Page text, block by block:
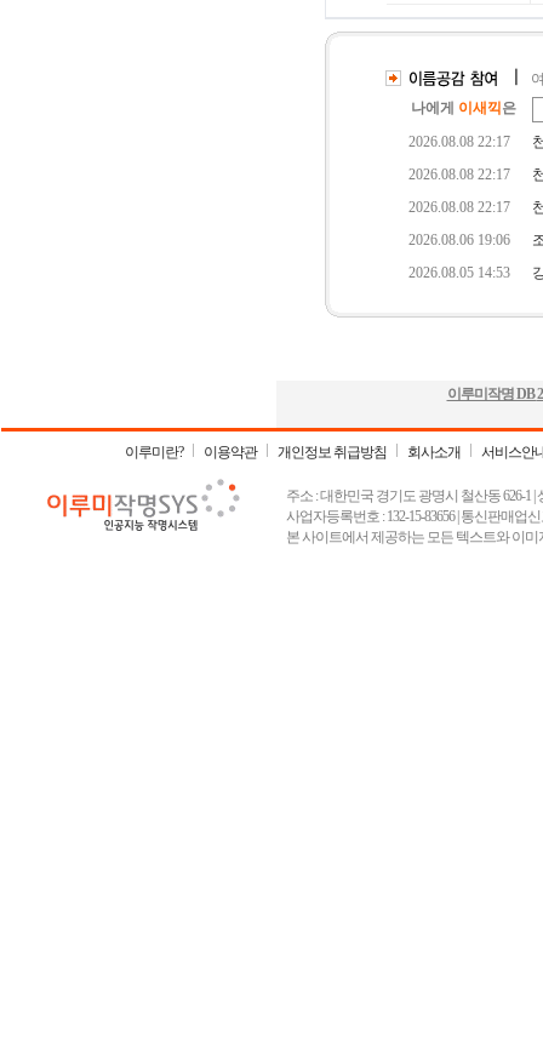
이루미작명 DB
이루미란? 이용약관 개인정보 취급방침 회사소개 서비스안
주소 : 대한민국 경기도 광명시 철산동 626-1 |
사업자등록번호 : 132-15-83656 | 통신판매업
본 사이트에서 제공하는 모든 텍스트와 이